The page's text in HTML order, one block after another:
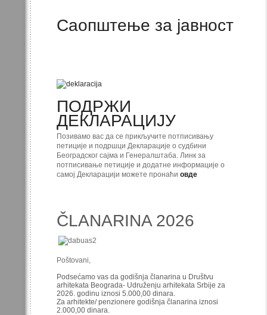
Саопштење за јавност
ПОДРЖИ
ДЕКЛАРАЦИЈУ
Позивамо вас да се прикључите потписивању
петиције и подршци Декларације о судбини
Београдског сајма и Генералштаба. Линк за
потписивање петиције и додатне информације о
самој Декларацији можете пронаћи овде
ČLANARINA 2026
Poštovani,
Podsećamo vas da godišnja članarina u Društvu
arhitekata Beograda- Udruženju arhitekata Srbije za
2026. godinu iznosi 5.000,00 dinara.
Za arhitekte/ penzionere godišnja članarina iznosi
2.000,00 dinara.